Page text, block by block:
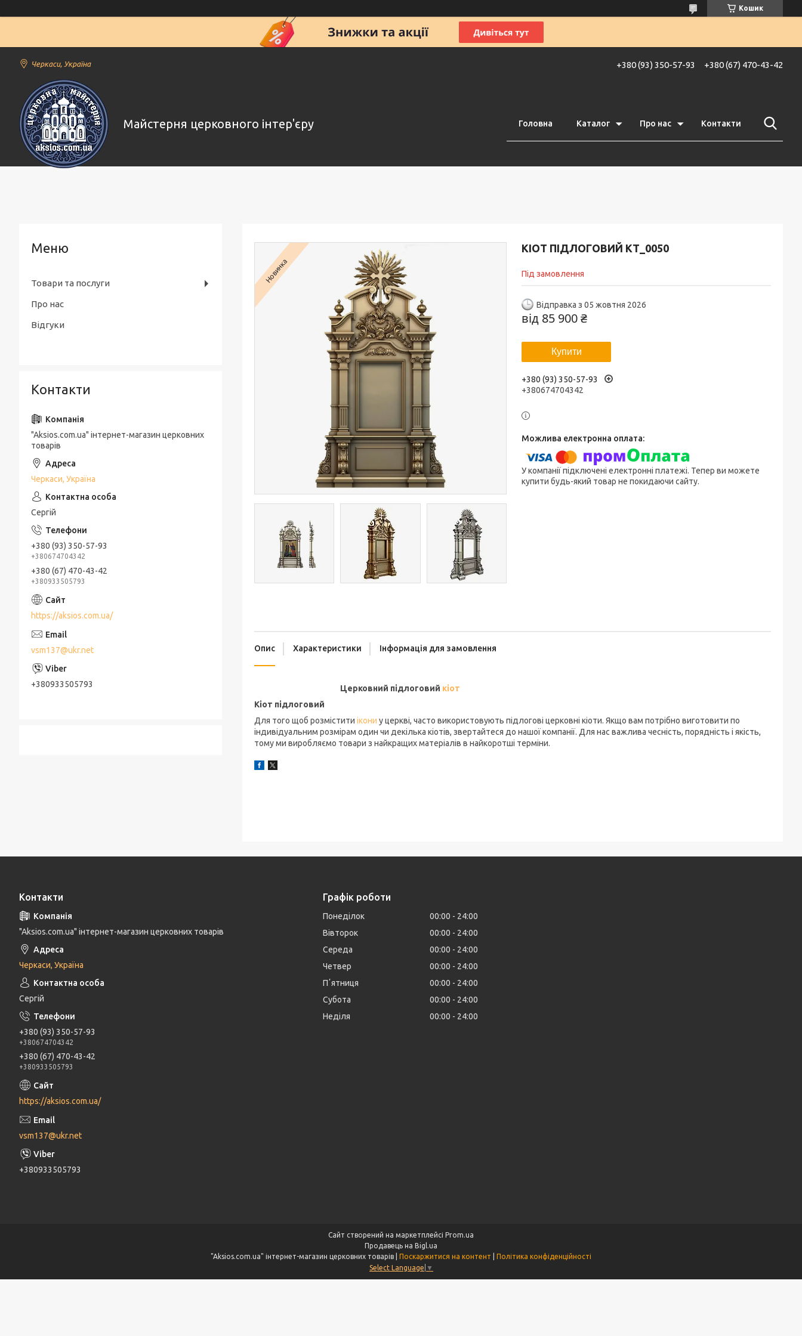
Кошик
Черкаси, Україна +380 (93) 350-57-93 +380 (67) 470-43-42
Майстерня церковного інтер'єру Головна Каталог Про нас Контакти
КІОТ ПІДЛОГОВИЙ KT_0050
Під замовлення
Відправка з 05 жовтня 2026
від 85 900 ₴
Купити
+380 (93) 350-57-93
+380674704342
У компанії підключені електронні платежі. Тепер ви можете
купити будь-який товар не покидаючи сайту.
Новинка
Опис Характеристики Інформація для замовлення
Церковний підлоговий кіот
Кіот підлоговий
Для того щоб розмістити ікони у церкві, часто використовують підлогові церковні кіоти. Якщо вам потрібно виготовити по
індивідуальним розмірам один чи декілька кіотів, звертайтеся до нашої компанії. Для нас важлива чесність, порядність і якість,
тому ми виробляємо товари з найкращих матеріалів в найкоротші терміни.
Товари та послуги
Про нас
Відгуки
Контакти
"Aksios.com.ua" інтернет-магазин церковних
товарів
Черкаси, Україна
Сергій
+380 (93) 350-57-93
+380674704342
+380 (67) 470-43-42
+380933505793
https://aksios.com.ua/
vsm137@ukr.net
+380933505793
Контакти
"Aksios.com.ua" інтернет-магазин церковних товарів
Черкаси, Україна
Сергій
+380 (93) 350-57-93
+380674704342
+380 (67) 470-43-42
+380933505793
https://aksios.com.ua/
vsm137@ukr.net
+380933505793
Графік роботи
Понеділок 00:00
24:00
Вівторок
00:00
24:00
Середа
00:00
24:00
Четвер
00:00
24:00
Пʼятниця
00:00
24:00
Субота
00:00
24:00
Неділя
00:00 24:00
Сайт створений на маркетплейсі Prom.ua
Продавець на Bigl.ua
Поскаржитися на контент
Політика конфіденційності
Select Language ▼